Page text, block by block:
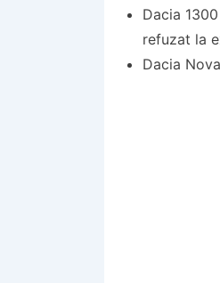
Dacia
refuzat la
Dacia